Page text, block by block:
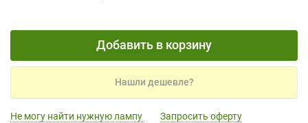
Добавить в корзину
Нашли дешевле?
Не могу найти нужную лампу
Запросить оферту